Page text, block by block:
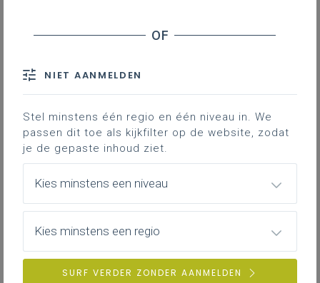
Matrix secundair onderwijs – Dierenverzorging
Feestdagen in het onderwijs – Benaming
bijlage
Directeurs met leservaring – Evolutie
Hogeronderwijsinstellingen - Gezichtsverhullende
kledij op de campus
Onderwijs voor gedetineerden – Inschrijvingsgeld
Meelooptrajecten voor aspirant-directeurs -
NIET AANMELDEN
Stel minstens één regio en één niveau in. We
passen dit toe als kijkfilter op de website, zodat
je de gepaste inhoud ziet.
Kies minstens een niveau
Kies minstens een regio
SURF VERDER ZONDER AANMELDEN